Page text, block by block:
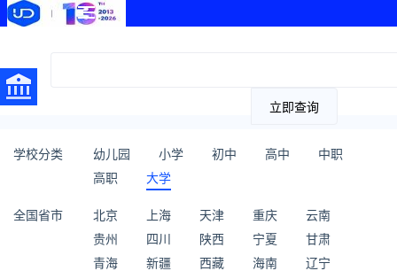
立即查询
学校分类 幼儿园 小学 初中 高中
中职
高职
大学
全国省市 北京 上海 天津 重庆
云南
贵州
四川 陕西 宁夏
甘肃
青海
新疆 西藏 海南
辽宁